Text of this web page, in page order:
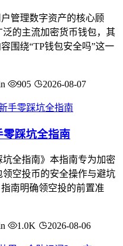
管理数字资产的核心顾
的主流加密货币钱包，其
围绕“TP钱包安全吗”这一
905 2026-08-07
踩坑全指南
坑全指南》本指南专为加密
空投币的安全操作与避坑
南明确领空投的前置准
1.0K 2026-08-06